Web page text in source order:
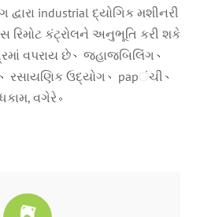
દ્વારા industrial દ્યોગિક મશીનરી
રિમોટ કંટ્રોલને અનુભૂતિ કરી શકે
વપરાય છે、જહાજબિલિંગ、
રસાયણિક ઉદ્યોગ、papંચી、
વગેરે。